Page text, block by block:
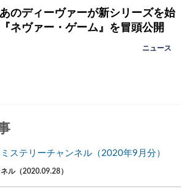
のディーヴァーが新シリーズを始
ネヴァー・ゲーム』を冒頭公開
ニュース
ステリーチャンネル（2020年9月分）
ル（2020.09.28）